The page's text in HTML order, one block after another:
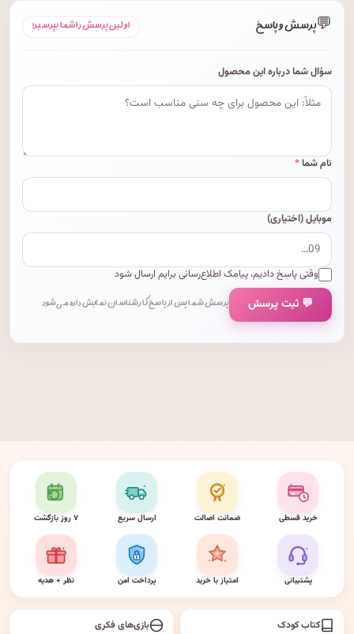
💬پرسش و پاسخ اولین پرسش را شما بپرسید!
سؤال شما درباره این محصول
نام شما*
موبایل (اختیاری)
وقتی پاسخ دادیم، پیامک اطلاع‌رسانی برایم ارسال شود
💬 ثبت پرسش پرسش شما پس از پاسخ کارشناسان نمایش داده می‌شود.
خرید قسطی ضمانت اصالت ارسال سریع ۷ روز بازگشت
پشتیبانی امتیاز با خرید پرداخت امن نظر + هدیه
کتاب کودک بازی‌های فکری